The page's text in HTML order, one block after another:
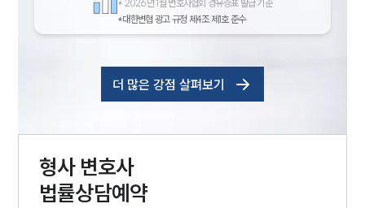
* 2026년 1월 변호사협회 경유증표 발급 기준
*대한변협 광고 규정 제4조 제1호 준수
더 많은 강점 살펴보기
형사변호사
법률상담예약